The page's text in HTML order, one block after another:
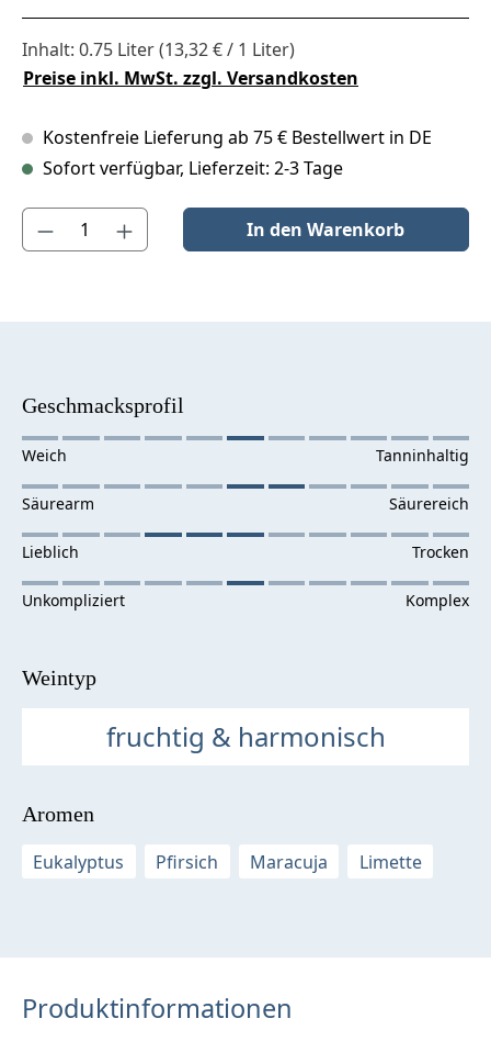
Inhalt: 0.75 Liter(13,32 € / 1 Liter)
Preise inkl. MwSt. zzgl. Versandkosten
Kostenfreie Lieferung ab 75 € Bestellwert in DE
Sofort verfügbar, Lieferzeit: 2-3 Tage
Produkt Anzahl: Gib den gewünschten Wert ein oder benutze
In den Warenkorb
Geschmacksprofil
Weintyp
fruchtig & harmonisch
Aromen
Eukalyptus
Pfirsich Maracuja Limette
Produktinformationen